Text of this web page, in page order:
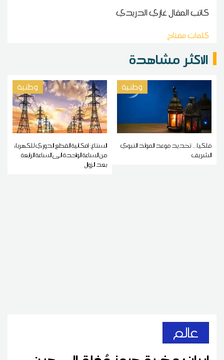
كاتب المقالغازي الدريدي
كلمات مفتاح
الاكثر مشاهدة
وطنية
فلكيا... تحديد موعد المولد النبوي
الشريف
وطنية
الستاغ: إمكانية القطع الدوري للكهرباء
من الساعة الواحدة الى الساعة الرابعة
بعد الزوال
عالم